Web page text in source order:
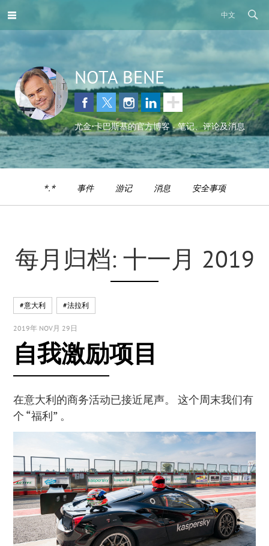
中文
NOTA BENE
尤金•卡巴斯基的官方博客 - 笔记、评论及消息
*.* 事件 游记 消息 安全事项
每月归档: 十一月 2019
#意大利 #法拉利
2019年 NOV月 29日
自我激励项目
在意大利的商务活动已接近尾声。 这个周末我们有
个 “福利” 。